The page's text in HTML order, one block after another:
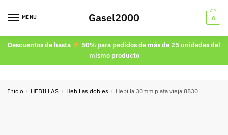
MENU Gasel2000 0
Descuentos de hasta
50% para pedidos de más de 25 unidades del
mismo producto
Inicio / HEBILLAS / Hebillas dobles / Hebilla 30mm plata vieja 8830